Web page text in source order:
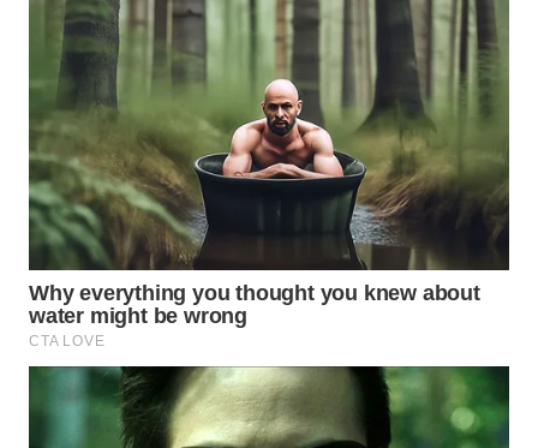
CIANJUR
KEPULAUAN
SERIBU
WN
TANGERANG
BINJAI
WN
CIREBON